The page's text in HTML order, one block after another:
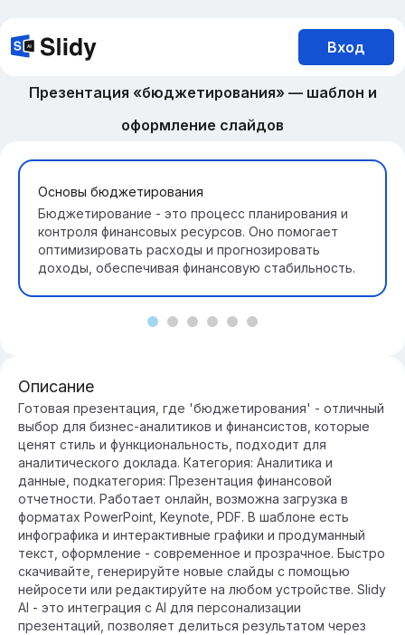
Вход
Презентация «бюджетирования» — шаблон и
оформление слайдов
Основы бюджетирования
Бюджетирование - это процесс планирования и
контроля финансовых ресурсов. Оно помогает
оптимизировать расходы и прогнозировать
доходы, обеспечивая финансовую стабильность.
Описание
Готовая презентация, где 'бюджетирования' - отличный
выбор для бизнес-аналитиков и финансистов, которые
ценят стиль и функциональность, подходит для
аналитического доклада. Категория: Аналитика и
данные, подкатегория: Презентация финансовой
отчетности. Работает онлайн, возможна загрузка в
форматах PowerPoint, Keynote, PDF. В шаблоне есть
инфографика и интерактивные графики и продуманный
текст, оформление - современное и прозрачное. Быстро
скачивайте, генерируйте новые слайды с помощью
нейросети или редактируйте на любом устройстве. Slidy
AI - это интеграция с AI для персонализации
презентаций, позволяет делиться результатом через